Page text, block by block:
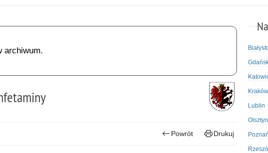
archiwum.
Powrót Drukuj
Kraków
Lublin
Olsztyn
Poznań